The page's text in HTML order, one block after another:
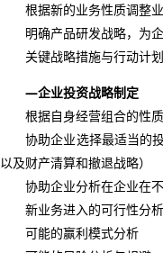
根据新的业务性质调整业
明确产品研发战略，为企
关键战略措施与行动计划
—企业投资战略制定
根据自身经营组合的性质
协助企业选择最适当的投
以及财产清算和撤退战略）
协助企业分析在企业在不
新业务进入的可行性分析
可能的赢利模式分析